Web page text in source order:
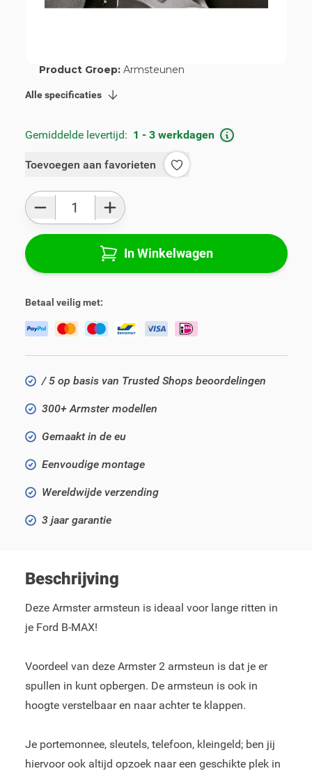
Product Groep: Armsteunen
Alle specificaties
Gemiddelde levertijd: 1 - 3 werkdagen
Toevoegen aan favorieten
Aantal
In Winkelwagen
Betaal veilig met:
/ 5 op basis van Trusted Shops beoordelingen
300+ Armster modellen
Gemaakt in de eu
Eenvoudige montage
Wereldwijde verzending
3 jaar garantie
Beschrijving
Deze Armster armsteun is ideaal voor lange ritten in
je Ford B-MAX!
Voordeel van deze Armster 2 armsteun is dat je er
spullen in kunt opbergen. De armsteun is ook in
hoogte verstelbaar en naar achter te klappen.
Je portemonnee, sleutels, telefoon, kleingeld; ben jij
hiervoor ook altijd opzoek naar een geschikte plek in